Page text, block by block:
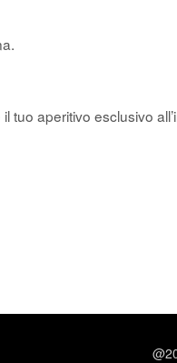
tuo aperitivo esclusivo